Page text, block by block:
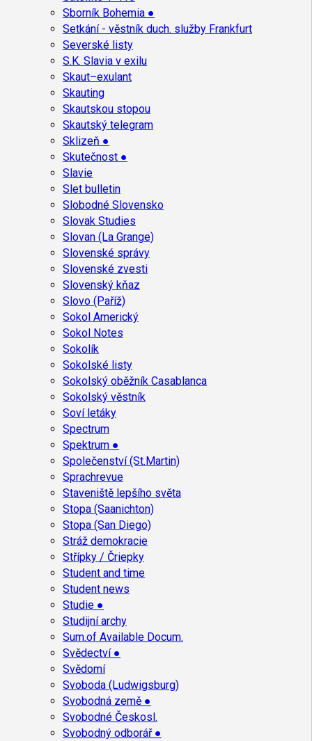
Sborník Bohemia ●
Setkání - věstník duch. služby Frankfurt
Severské listy
S.K. Slavia v exilu
Skaut–exulant
Skauting
Skautskou stopou
Skautský telegram
Sklizeň ●
Skutečnost ●
Slavie
Slet bulletin
Slobodné Slovensko
Slovak Studies
Slovan (La Grange)
Slovenské správy
Slovenské zvesti
Slovenský kňaz
Slovo (Paříž)
Sokol Americký
Sokol Notes
Sokolík
Sokolské listy
Sokolský oběžník Casablanca
Sokolský věstník
Soví letáky
Spectrum
Spektrum ●
Společenství (St.Martin)
Sprachrevue
Staveniště lepšího světa
Stopa (Saanichton)
Stopa (San Diego)
Stráž demokracie
Střípky / Čriepky
Student and time
Student news
Studie ●
Studijní archy
Sum.of Available Docum.
Svědectví ●
Svědomí
Svoboda (Ludwigsburg)
Svobodná země ●
Svobodné Českosl.
Svobodný odborář ●